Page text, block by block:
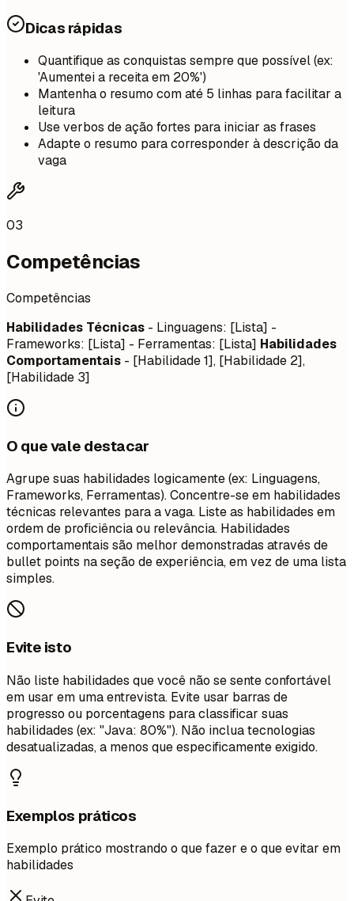
Dicas rápidas
Quantifique as conquistas sempre que possível (ex:
'Aumentei a receita em 20%')
Mantenha o resumo com até 5 linhas para facilitar a
leitura
Use verbos de ação fortes para iniciar as frases
Adapte o resumo para corresponder à descrição da
vaga
03
Competências
Competências
Habilidades Técnicas - Linguagens: [Lista] -
Frameworks: [Lista] - Ferramentas: [Lista] Habilidades
Comportamentais - [Habilidade 1], [Habilidade 2],
[Habilidade 3]
O que vale destacar
Agrupe suas habilidades logicamente (ex: Linguagens,
Frameworks, Ferramentas). Concentre-se em habilidades
técnicas relevantes para a vaga. Liste as habilidades em
ordem de proficiência ou relevância. Habilidades
comportamentais são melhor demonstradas através de
bullet points na seção de experiência, em vez de uma lista
simples.
Evite isto
Não liste habilidades que você não se sente confortável
em usar em uma entrevista. Evite usar barras de
progresso ou porcentagens para classificar suas
habilidades (ex: "Java: 80%"). Não inclua tecnologias
desatualizadas, a menos que especificamente exigido.
Exemplos práticos
Exemplo prático mostrando o que fazer e o que evitar em
habilidades